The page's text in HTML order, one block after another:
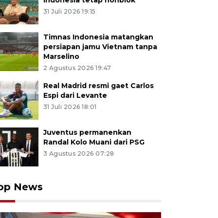
31 Juli 2026 19:15
Timnas Indonesia matangkan
persiapan jamu Vietnam tanpa
Marselino
2 Agustus 2026 19:47
Real Madrid resmi gaet Carlos
Espi dari Levante
31 Juli 2026 18:01
Juventus permanenkan
Randal Kolo Muani dari PSG
3 Agustus 2026 07:28
News